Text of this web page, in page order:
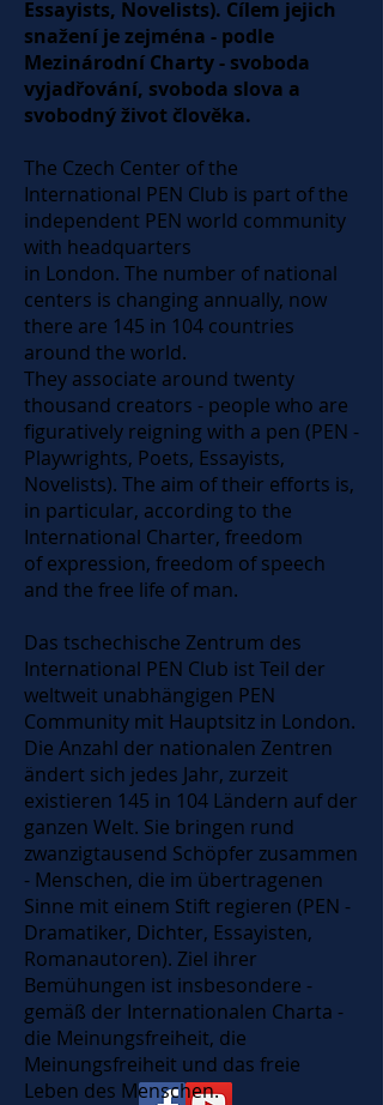
Essayists, Novelists). Cílem jejich
snažení je zejména - podle
Mezinárodní Charty - svoboda
vyjadřování, svoboda slova a
svobodný život člověka.
The Czech Center of the
International PEN Club is part of the
independent PEN world community
with headquarters
in London. The number of national
centers is changing annually, now
there are 145 in 104 countries
around the world.
They associate around twenty
thousand creators - people who are
figuratively reigning with a pen (PEN -
Playwrights, Poets, Essayists,
Novelists). The aim of their efforts is,
in particular, according to the
International Charter, freedom
of expression, freedom of speech
and the free life of man.
Das tschechische Zentrum des
International PEN Club ist Teil der
weltweit unabhängigen PEN
Community mit Hauptsitz in London.
Die Anzahl der nationalen Zentren
ändert sich jedes Jahr, zurzeit
existieren 145 in 104 Ländern auf der
ganzen Welt. Sie bringen rund
zwanzigtausend Schöpfer zusammen
- Menschen, die im übertragenen
Sinne mit einem Stift regieren (PEN -
Dramatiker, Dichter, Essayisten,
Romanautoren). Ziel ihrer
Bemühungen ist insbesondere -
gemäß der Internationalen Charta -
die Meinungsfreiheit, die
Meinungsfreiheit und das freie
Leben des Menschen.